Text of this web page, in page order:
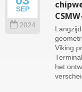
SEP
2024
Viking
het